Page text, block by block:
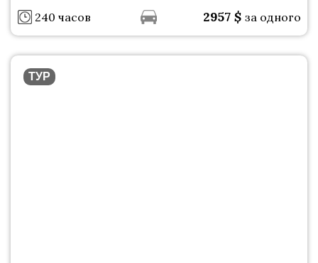
240 часов 2957 $ за одного
ТУР